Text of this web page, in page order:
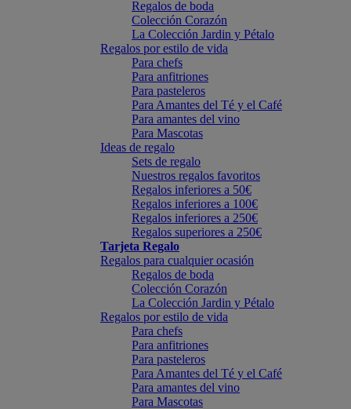
Regalos de boda
Colección Corazón
La Colección Jardin y Pétalo
Regalos por estilo de vida
Para chefs
Para anfitriones
Para pasteleros
Para Amantes del Té y el Café
Para amantes del vino
Para Mascotas
Ideas de regalo
Sets de regalo
Nuestros regalos favoritos
Regalos inferiores a 50€
Regalos inferiores a 100€
Regalos inferiores a 250€
Regalos superiores a 250€
Tarjeta Regalo
Regalos para cualquier ocasión
Regalos de boda
Colección Corazón
La Colección Jardin y Pétalo
Regalos por estilo de vida
Para chefs
Para anfitriones
Para pasteleros
Para Amantes del Té y el Café
Para amantes del vino
Para Mascotas